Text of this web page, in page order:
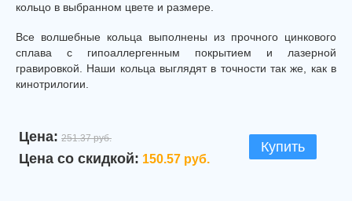
кольцо в выбранном цвете и размере.
Все волшебные кольца выполнены из прочного цинкового
сплава с гипоаллергенным покрытием и лазерной
гравировкой. Наши кольца выглядят в точности так же, как в
кинотрилогии.
Цена: 251.37 руб.
Цена со скидкой: 150.57 руб.
Купить